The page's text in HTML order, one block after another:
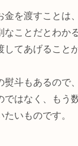
金を渡すことは
なことだとわか
てあげること
熨斗もあるので
ではなく、もう
いものです。